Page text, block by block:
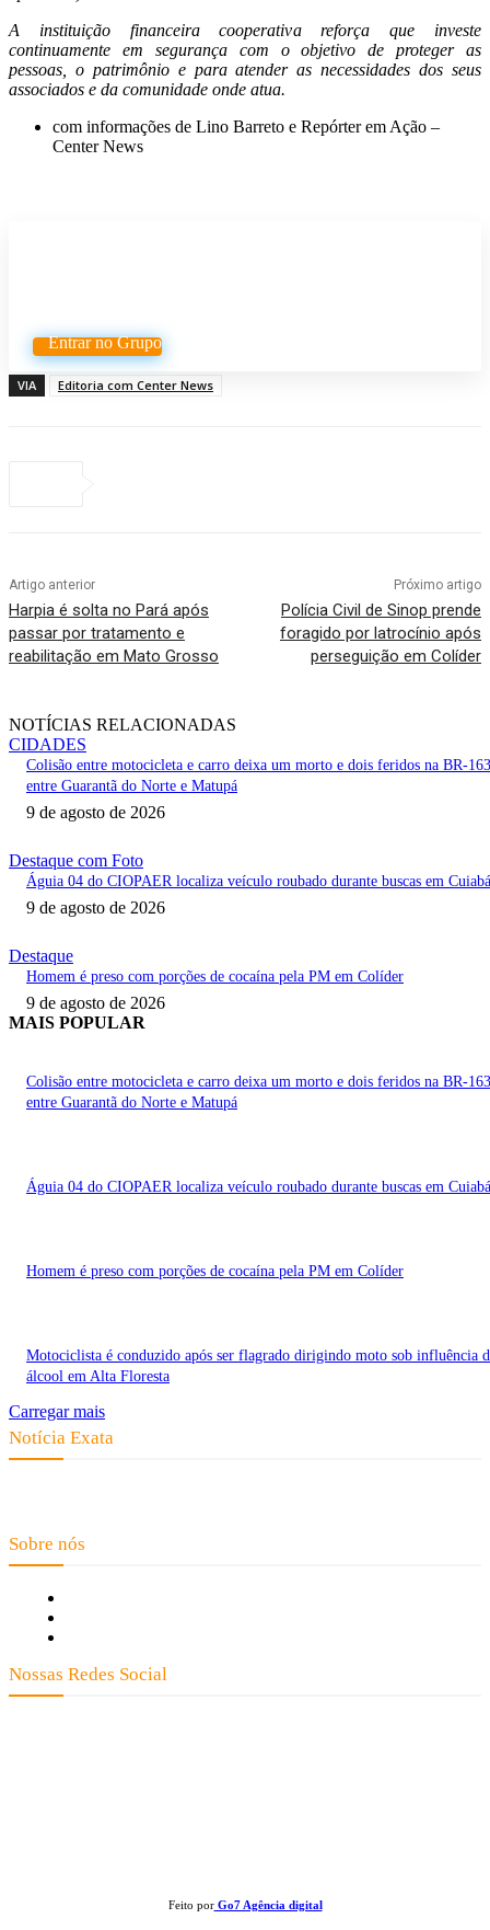
A instituição financeira cooperativa reforça que investe
continuamente em segurança com o objetivo de proteger as
pessoas, o patrimônio e para atender as necessidades dos seus
associados e da comunidade onde atua.
com informações de Lino Barreto e Repórter em Ação –
Center News
Entrar no Grupo
VIA Editoria com Center News
Artigo anterior
Harpia é solta no Pará após
passar por tratamento e
reabilitação em Mato Grosso
Próximo artigo
Polícia Civil de Sinop prende
foragido por latrocínio após
perseguição em Colíder
NOTÍCIAS RELACIONADAS
CIDADES
Colisão entre motocicleta e carro deixa um morto e dois feridos na BR-163
entre Guarantã do Norte e Matupá
9 de agosto de 2026
Destaque com Foto
Águia 04 do CIOPAER localiza veículo roubado durante buscas em Cuiabá
9 de agosto de 2026
Destaque
Homem é preso com porções de cocaína pela PM em Colíder
9 de agosto de 2026
MAIS POPULAR
Colisão entre motocicleta e carro deixa um morto e dois feridos na BR-163
entre Guarantã do Norte e Matupá
Águia 04 do CIOPAER localiza veículo roubado durante buscas em Cuiabá
Homem é preso com porções de cocaína pela PM em Colíder
Motociclista é conduzido após ser flagrado dirigindo moto sob influência
álcool em Alta Floresta
Carregar mais
Notícia Exata
Sobre nós
Nossas Redes Social
Feito porGo7 Agência digital